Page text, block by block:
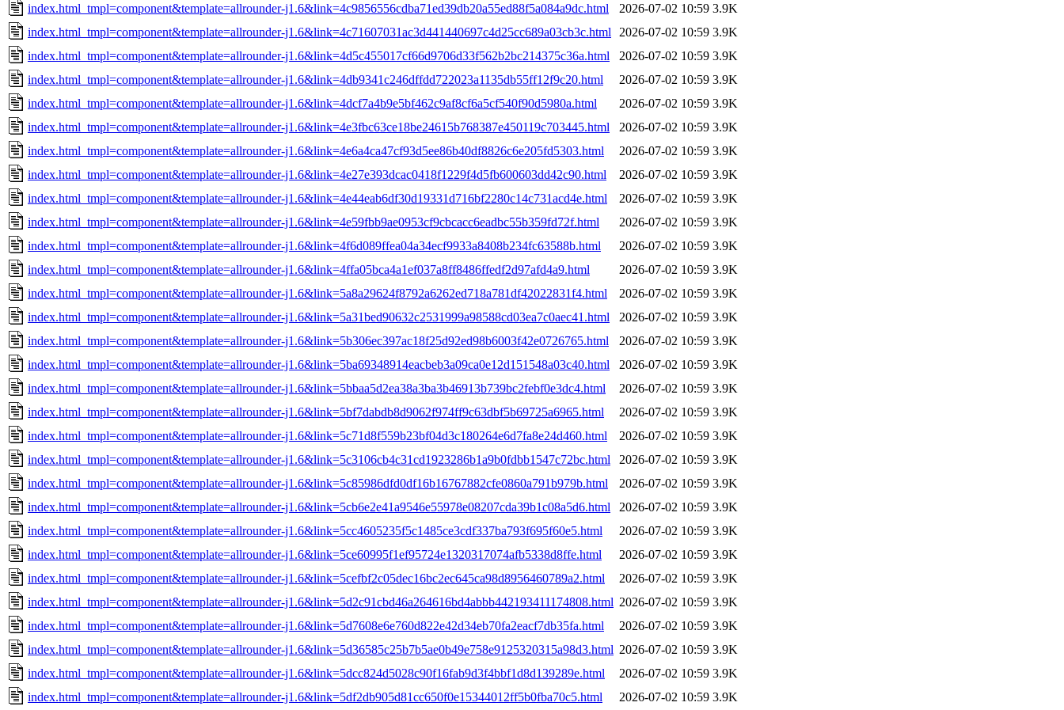
index.html_tmpl=component&template=allrounder-j1.6&link=4c9856556cdba71ed39db20a55ed88f5a084a9dc.html
2026-07-02 10:59 3.9K
index.html_tmpl=component&template=allrounder-j1.6&link=4c71607031ac3d441440697c4d25cc689a03cb3c.html
2026-07-02 10:59 3.9K
index.html_tmpl=component&template=allrounder-j1.6&link=4d5c455017cf66d9706d33f562b2bc214375c36a.html
2026-07-02 10:59 3.9K
index.html_tmpl=component&template=allrounder-j1.6&link=4db9341c246dffdd722023a1135db55ff12f9c20.html
2026-07-02 10:59 3.9K
index.html_tmpl=component&template=allrounder-j1.6&link=4dcf7a4b9e5bf462c9af8cf6a5cf540f90d5980a.html
2026-07-02 10:59 3.9K
index.html_tmpl=component&template=allrounder-j1.6&link=4e3fbc63ce18be24615b768387e450119c703445.html
2026-07-02 10:59 3.9K
index.html_tmpl=component&template=allrounder-j1.6&link=4e6a4ca47cf93d5ee86b40df8826c6e205fd5303.html
2026-07-02 10:59 3.9K
index.html_tmpl=component&template=allrounder-j1.6&link=4e27e393dcac0418f1229f4d5fb600603dd42c90.html
2026-07-02 10:59 3.9K
index.html_tmpl=component&template=allrounder-j1.6&link=4e44eab6df30d19331d716bf2280c14c731acd4e.html
2026-07-02 10:59 3.9K
index.html_tmpl=component&template=allrounder-j1.6&link=4e59fbb9ae0953cf9cbcacc6eadbc55b359fd72f.html
2026-07-02 10:59 3.9K
index.html_tmpl=component&template=allrounder-j1.6&link=4f6d089ffea04a34ecf9933a8408b234fc63588b.html
2026-07-02 10:59 3.9K
index.html_tmpl=component&template=allrounder-j1.6&link=4ffa05bca4a1ef037a8ff8486ffedf2d97afd4a9.html
2026-07-02 10:59 3.9K
index.html_tmpl=component&template=allrounder-j1.6&link=5a8a29624f8792a6262ed718a781df42022831f4.html
2026-07-02 10:59 3.9K
index.html_tmpl=component&template=allrounder-j1.6&link=5a31bed90632c2531999a98588cd03ea7c0aec41.html
2026-07-02 10:59 3.9K
index.html_tmpl=component&template=allrounder-j1.6&link=5b306ec397ac18f25d92ed98b6003f42e0726765.html
2026-07-02 10:59 3.9K
index.html_tmpl=component&template=allrounder-j1.6&link=5ba69348914eacbeb3a09ca0e12d151548a03c40.html
2026-07-02 10:59 3.9K
index.html_tmpl=component&template=allrounder-j1.6&link=5bbaa5d2ea38a3ba3b46913b739bc2febf0e3dc4.html
2026-07-02 10:59 3.9K
index.html_tmpl=component&template=allrounder-j1.6&link=5bf7dabdb8d9062f974ff9c63dbf5b69725a6965.html
2026-07-02 10:59 3.9K
index.html_tmpl=component&template=allrounder-j1.6&link=5c71d8f559b23bf04d3c180264e6d7fa8e24d460.html
2026-07-02 10:59 3.9K
index.html_tmpl=component&template=allrounder-j1.6&link=5c3106cb4c31cd1923286b1a9b0fdbb1547c72bc.html
2026-07-02 10:59 3.9K
index.html_tmpl=component&template=allrounder-j1.6&link=5c85986dfd0df16b16767882cfe0860a791b979b.html
2026-07-02 10:59 3.9K
index.html_tmpl=component&template=allrounder-j1.6&link=5cb6e2e41a9546e55978e08207cda39b1c08a5d6.html
2026-07-02 10:59 3.9K
index.html_tmpl=component&template=allrounder-j1.6&link=5cc4605235f5c1485ce3cdf337ba793f695f60e5.html
2026-07-02 10:59 3.9K
index.html_tmpl=component&template=allrounder-j1.6&link=5ce60995f1ef95724e1320317074afb5338d8ffe.html
2026-07-02 10:59 3.9K
index.html_tmpl=component&template=allrounder-j1.6&link=5cefbf2c05dec16bc2ec645ca98d8956460789a2.html
2026-07-02 10:59 3.9K
index.html_tmpl=component&template=allrounder-j1.6&link=5d2c91cbd46a264616bd4abbb442193411174808.html 2026-07-02 10:59 3.9K
index.html_tmpl=component&template=allrounder-j1.6&link=5d7608e6e760d822e42d34eb70fa2eacf7db35fa.html
2026-07-02 10:59 3.9K
index.html_tmpl=component&template=allrounder-j1.6&link=5d36585c25b7b5ae0b49e758e9125320315a98d3.html 2026-07-02 10:59 3.9K
index.html_tmpl=component&template=allrounder-j1.6&link=5dcc824d5028c90f16fab9d3f4bbf1d8d139289e.html
2026-07-02 10:59 3.9K
index.html_tmpl=component&template=allrounder-j1.6&link=5df2db905d81cc650f0e15344012ff5b0fba70c5.html
2026-07-02 10:59 3.9K